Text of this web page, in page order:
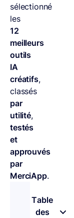
sélectionné
les
12
meilleurs
outils
IA
créatifs,
classés
par
utilité,
testés
et
approuvés
par
MerciApp.
Table
des